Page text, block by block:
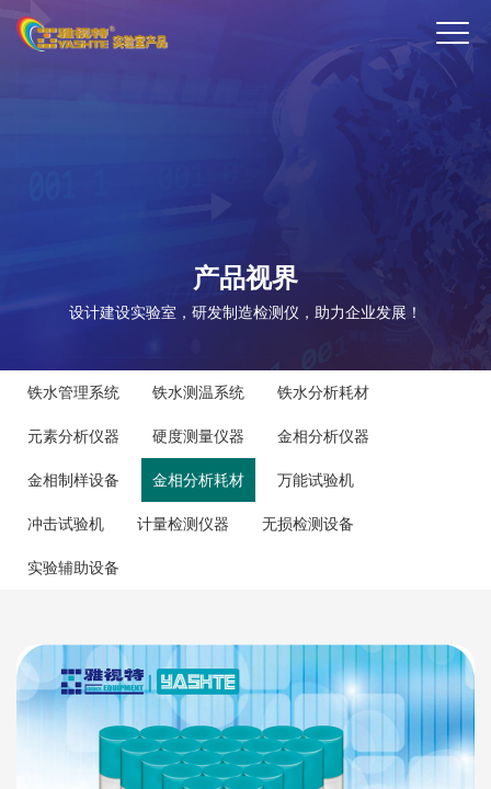
产品视界
设计建设实验室，研发制造检测仪，助力企业发展！
铁水管理系统 铁水测温系统 铁水分析耗材
元素分析仪器 硬度测量仪器 金相分析仪器
金相制样设备 金相分析耗材 万能试验机
冲击试验机 计量检测仪器 无损检测设备
实验辅助设备